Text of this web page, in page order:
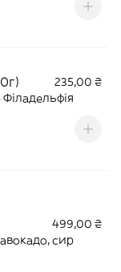
235,00 ₴
499,00 ₴
сир